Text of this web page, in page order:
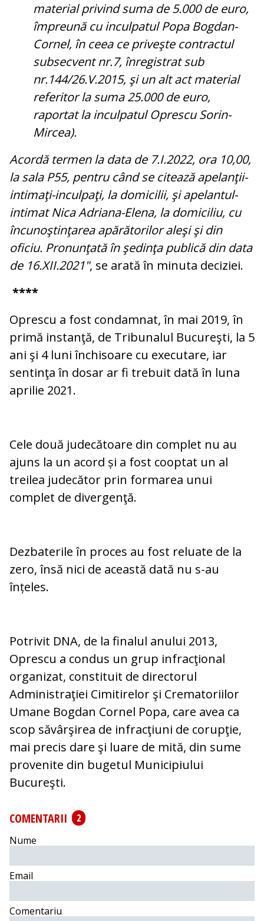
material privind suma de 5.000 de euro,
împreună cu inculpatul Popa Bogdan-
Cornel, în ceea ce priveşte contractul
subsecvent nr.7, înregistrat sub
nr.144/26.V.2015, şi un alt act material
referitor la suma 25.000 de euro,
raportat la inculpatul Oprescu Sorin-
Mircea).
Acordă termen la data de 7.I.2022, ora 10,00,
la sala P55, pentru când se citează apelanţii-
intimaţi-inculpaţi, la domicilii, şi apelantul-
intimat Nica Adriana-Elena, la domiciliu, cu
încunoştinţarea apărătorilor aleşi şi din
oficiu. Pronunţată în şedinţa publică din data
de 16.XII.2021", se arată în minuta deciziei.
****
Oprescu a fost condamnat, în mai 2019, în
primă instanţă, de Tribunalul Bucureşti, la 5
ani şi 4 luni închisoare cu executare, iar
sentinţa în dosar ar fi trebuit dată în luna
aprilie 2021.
Cele două judecătoare din complet nu au
ajuns la un acord și a fost cooptat un al
treilea judecător prin formarea unui
complet de divergenţă.
Dezbaterile în proces au fost reluate de la
zero, însă nici de această dată nu s-au
înțeles.
Potrivit DNA, de la finalul anului 2013,
Oprescu a condus un grup infracţional
organizat, constituit de directorul
Administraţiei Cimitirelor şi Crematoriilor
Umane Bogdan Cornel Popa, care avea ca
scop săvârşirea de infracţiuni de corupţie,
mai precis dare şi luare de mită, din sume
provenite din bugetul Municipiului
Bucureşti.
COMENTARII
2
Nume
Email
Comentariu